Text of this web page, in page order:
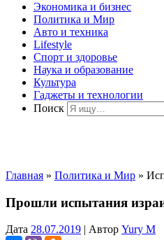
Экономика и бизнес
Политика и Мир
Авто и техника
Lifestyle
Спорт и здоровье
Наука и образование
Культура
Гаджеты и технологии
Поиск
Главная » Политика и Мир »
Прошли испытания
Дата 28.07.2019 | Автор Yury M